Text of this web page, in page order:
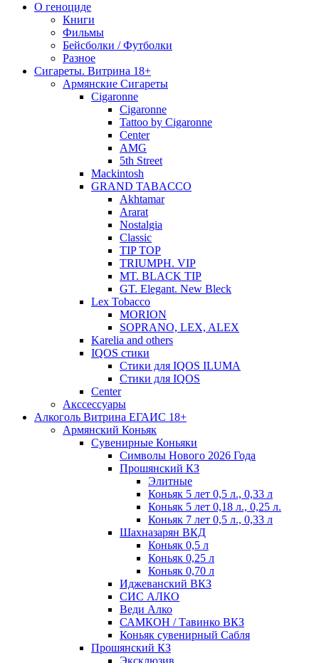
О геноциде
Книги
Фильмы
Бейсболки / Футболки
Разное
Сигареты. Витрина 18+
Армянские Сигареты
Cigaronne
Cigaronne
Tattoo by Cigaronne
Center
AMG
5th Street
Mackintosh
GRAND TABACCO
Akhtamar
Ararat
Nostalgia
Classic
TIP TOP
TRIUMPH. VIP
MT. BLACK TIP
GT. Elegant. New Bleck
Lex Tobacco
MORION
SOPRANO, LEX, ALEX
Karelia and others
IQOS стики
Стики для IQOS ILUMA
Стики для IQOS
Сenter
Акссессуары
Алкоголь Витрина ЕГАИС 18+
Армянский Коньяк
Сувенирные Коньяки
Символы Нового 2026 Года
Прошянский КЗ
Элитные
Коньяк 5 лет 0,5 л., 0,33 л
Коньяк 5 лет 0,18 л., 0,25 л.
Коньяк 7 лет 0,5 л., 0,33 л
Шахназарян ВКД
Коньяк 0,5 л
Коньяк 0,25 л
Коньяк 0,70 л
Иджеванский ВКЗ
СИС АЛКО
Веди Алко
САМКОН / Тавинко ВКЗ
Коньяк сувенирный Сабля
Прошянский КЗ
Эксклюзив